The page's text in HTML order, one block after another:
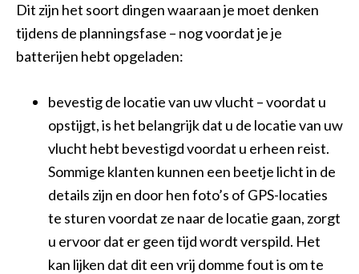
Dit zijn het soort dingen waaraan je moet denken
tijdens de planningsfase – nog voordat je je
batterijen hebt opgeladen:
bevestig de locatie van uw vlucht – voordat u
opstijgt, is het belangrijk dat u de locatie van uw
vlucht hebt bevestigd voordat u erheen reist.
Sommige klanten kunnen een beetje licht in de
details zijn en door hen foto’s of GPS-locaties
te sturen voordat ze naar de locatie gaan, zorgt
u ervoor dat er geen tijd wordt verspild. Het
kan lijken dat dit een vrij domme fout is om te